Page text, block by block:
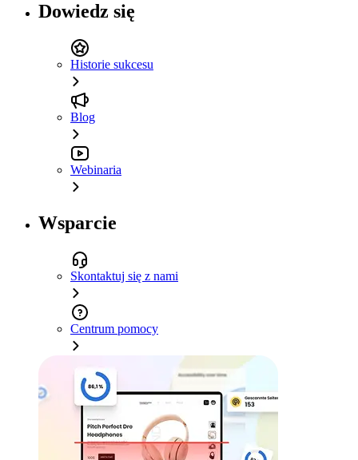
Dowiedz się
Historie sukcesu
Blog
Webinaria
Wsparcie
Skontaktuj się z nami
Centrum pomocy